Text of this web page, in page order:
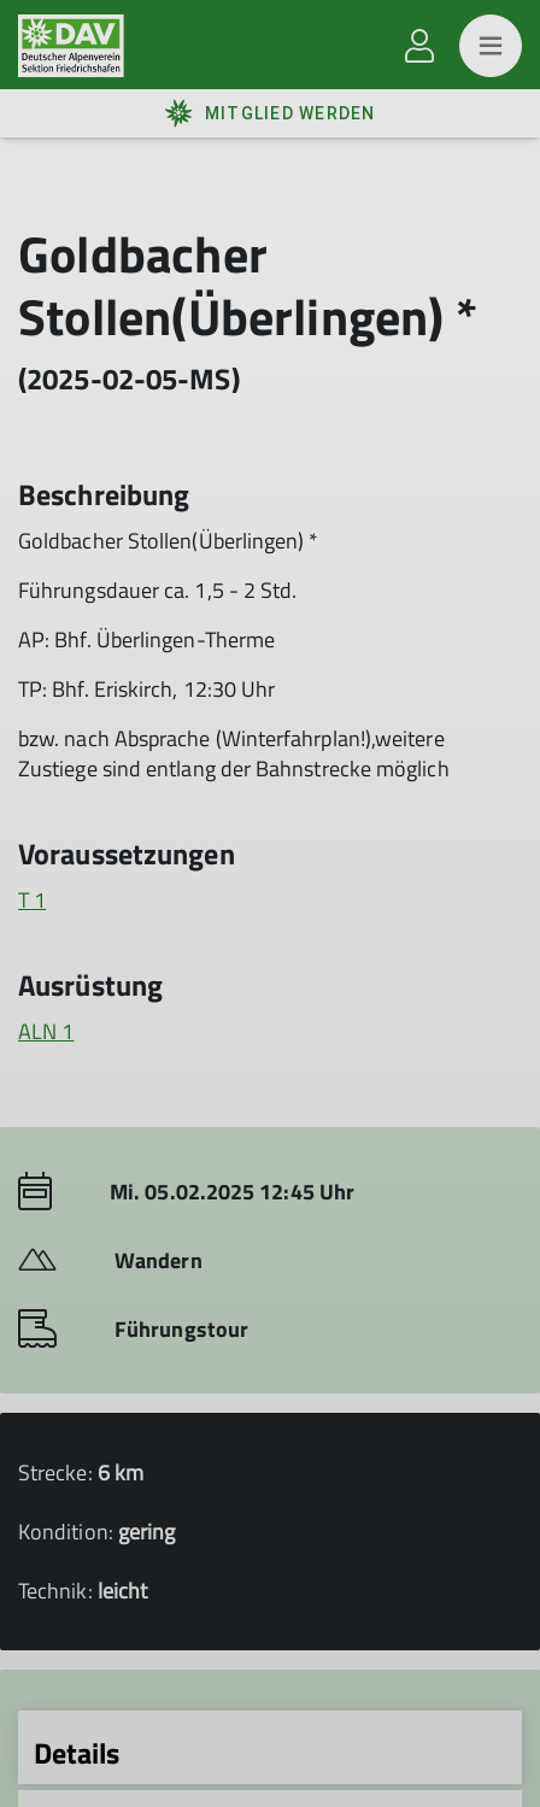
MITGLIED WERDEN
Goldbacher
Stollen(Überlingen) *
(2025-02-05-MS)
Beschreibung
Goldbacher Stollen(Überlingen) *
Führungsdauer ca. 1,5 - 2 Std.
AP: Bhf. Überlingen-Therme
TP: Bhf. Eriskirch, 12:30 Uhr
bzw. nach Absprache (Winterfahrplan!),weitere
Zustiege sind entlang der Bahnstrecke möglich
Voraussetzungen
T 1
Ausrüstung
ALN 1
Mi. 05.02.2025 12:45 Uhr
Wandern
Führungstour
Strecke: 6 km
Kondition: gering
Technik: leicht
Details